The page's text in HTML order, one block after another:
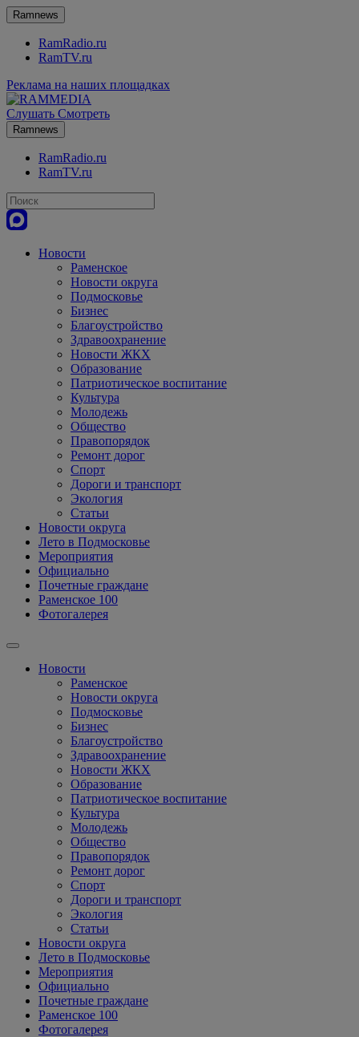
Ramnews
RamRadio.ru
RamTV.ru
Реклама на наших площадках
Слушать Смотреть
Ramnews
RamRadio.ru
RamTV.ru
Новости
Раменское
Новости округа
Подмосковье
Бизнес
Благоустройство
Здравоохранение
Новости ЖКХ
Образование
Патриотическое воспитание
Культура
Молодежь
Общество
Правопорядок
Ремонт дорог
Спорт
Дороги и транспорт
Экология
Статьи
Новости округа
Лето в Подмосковье
Мероприятия
Официально
Почетные граждане
Раменское 100
Фотогалерея
Новости
Раменское
Новости округа
Подмосковье
Бизнес
Благоустройство
Здравоохранение
Новости ЖКХ
Образование
Патриотическое воспитание
Культура
Молодежь
Общество
Правопорядок
Ремонт дорог
Спорт
Дороги и транспорт
Экология
Статьи
Новости округа
Лето в Подмосковье
Мероприятия
Официально
Почетные граждане
Раменское 100
Фотогалерея